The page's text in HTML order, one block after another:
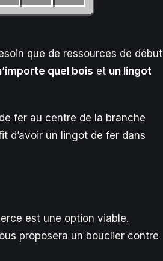
que de ressources de début
quel bois et un lingot
fer au centre de la branche
d’avoir un lingot de fer dans
est une option viable.
proposera un bouclier contre